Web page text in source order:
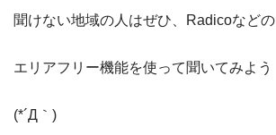
聞けない地域の人はぜひ、Radicoなどの
エリアフリー機能を使って聞いてみよう
(*´Д｀)